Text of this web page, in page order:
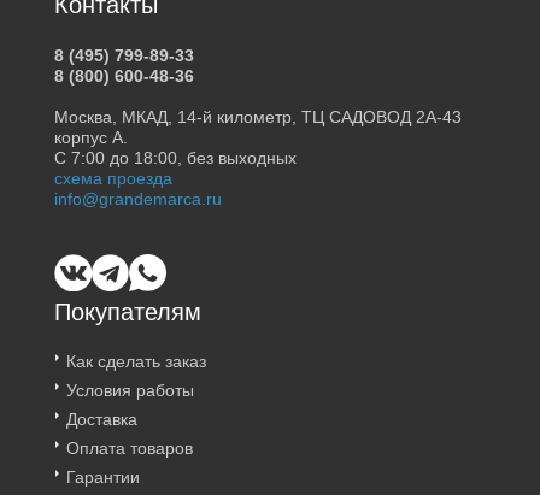
Покупателям
Как сделать заказ
Условия работы
Доставка
Оплата товаров
Гарантии
8 (495) 799-89-33
8 (800) 600-48-36
Москва, МКАД, 14-й километр, ТЦ САДОВОД 2А-43
корпус А.
С 7:00 до 18:00, без выходных
схема проезда
info@grandemarca.ru